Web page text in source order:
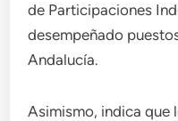
de Participaciones
desempeñado
Andalucía.
Asimismo, indica que